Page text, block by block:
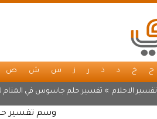
ح خ د ذ ر ز س ش ص
تفسير الاحلام » تفسير حلم جاسوس في المنام
وسم تفسير